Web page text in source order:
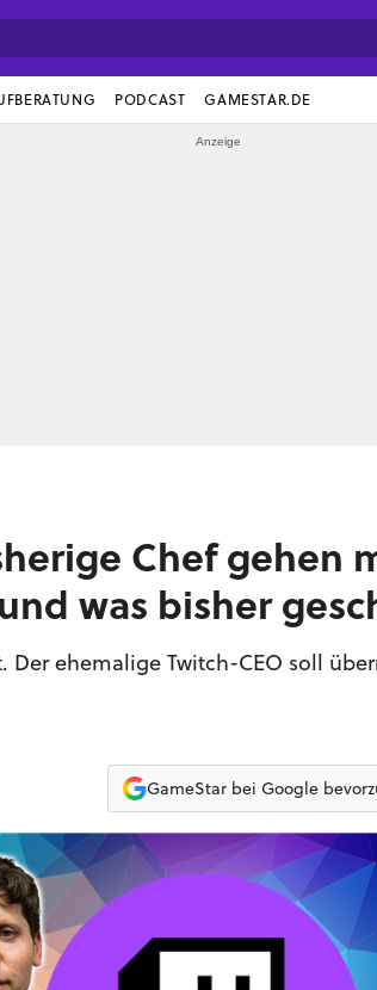
PODCAST GAMESTAR.DE
Chef gehen
was bisher
ehemalige Twitch-CEO soll
GameStar bei Google